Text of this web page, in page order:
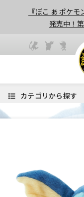
『ぽこ あ ポケ
発売中！
カテゴリから探す